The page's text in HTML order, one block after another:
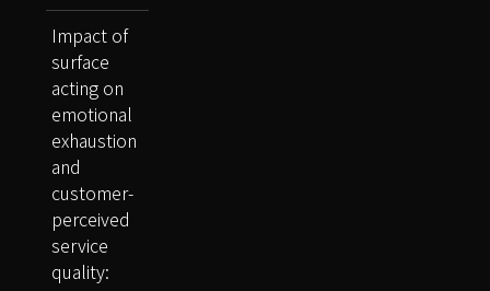
Impact of
surface
acting on
emotional
exhaustion
and
customer-
perceived
service
quality: